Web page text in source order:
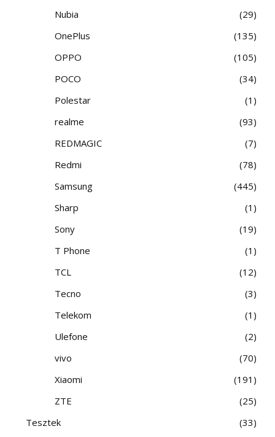
Nubia
29
OnePlus
135
OPPO
105
POCO
34
Polestar
1
realme
93
REDMAGIC
7
Redmi
78
Samsung
445
Sharp
1
Sony
19
T Phone
1
TCL
12
Tecno
3
Telekom
1
Ulefone
2
vivo
70
Xiaomi
191
ZTE
25
Tesztek
33